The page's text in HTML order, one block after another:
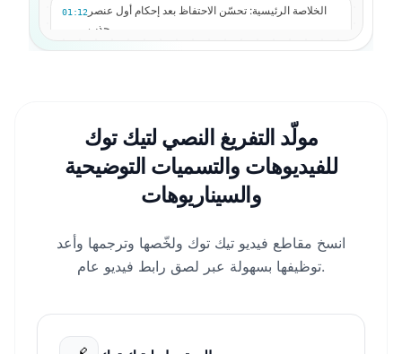
01:12 الخلاصة الرئيسية: تحسّن الاحتفاظ بعد إحكام أول عنصر
جذب...
مولّد التفريغ النصي لتيك توك
للفيديوهات والتسميات التوضيحية
والسيناريوهات
انسخ مقاطع فيديو تيك توك ولخّصها وترجمها وأعد
توظيفها بسهولة عبر لصق رابط فيديو عام.